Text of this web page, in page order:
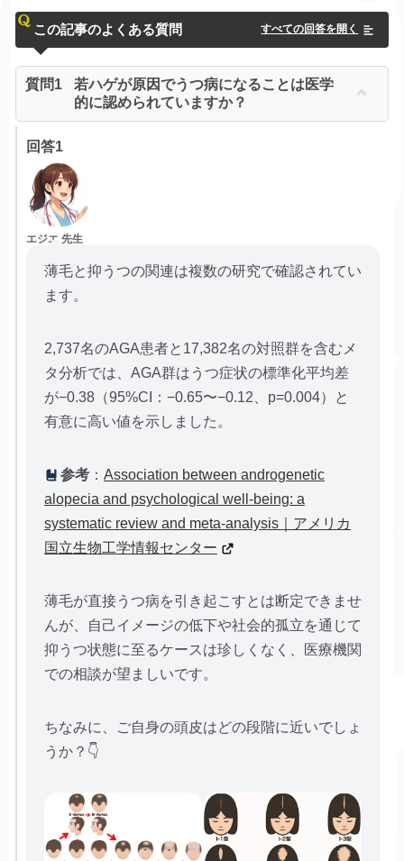
この記事のよくある質問 すべての回答を開く
質問1
若ハゲが原因でうつ病になることは医学
的に認められていますか？
回答1
エジエ 先生
薄毛と抑うつの関連は複数の研究で確認されてい
ます。
2,737名のAGA患者と17,382名の対照群を含むメ
タ分析では、AGA群はうつ症状の標準化平均差
が−0.38（95%CI：−0.65〜−0.12、p=0.004）と
有意に高い値を示しました。
参考 ： Association between androgenetic
alopecia and psychological well-being: a
systematic review and meta-analysis｜アメリカ
国立生物工学情報センター
薄毛が直接うつ病を引き起こすとは断定できませ
んが、自己イメージの低下や社会的孤立を通じて
抑うつ状態に至るケースは珍しくなく、医療機関
での相談が望ましいです。
ちなみに、ご自身の頭皮はどの段階に近いでしょ
うか？👇